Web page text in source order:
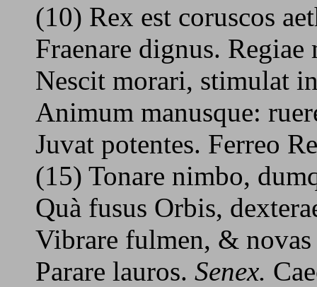
(10) Rex est coruscos
Fraenare dignus.
Nescit morari, stimulat
Animum manusque:
Juvat potentes. Ferreo
(15) Tonare nimbo,
Quà fusus Orbis,
Vibrare fulmen, & novas
Parare lauros. Senex.